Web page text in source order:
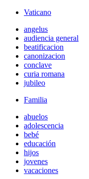
Vaticano
angelus
audiencia general
beatificacion
canonizacion
conclave
curia romana
jubileo
Familia
abuelos
adolescencia
bebé
educación
hijos
jovenes
vacaciones